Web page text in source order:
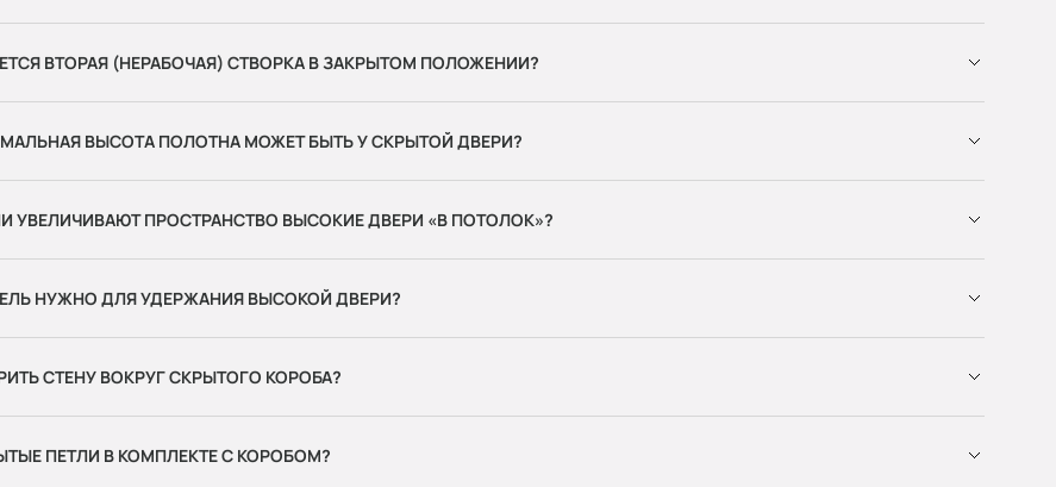
ВТОРАЯ (НЕРАБОЧАЯ) СТВОРКА В ЗАКРЫТОМ ПОЛОЖЕНИИ?
ВЫСОТА ПОЛОТНА МОЖЕТ БЫТЬ У СКРЫТОЙ ДВЕРИ?
УВЕЛИЧИВАЮТ ПРОСТРАНСТВО ВЫСОКИЕ ДВЕРИ «В ПОТОЛОК»?
НУЖНО ДЛЯ УДЕРЖАНИЯ ВЫСОКОЙ ДВЕРИ?
СТЕНУ ВОКРУГ СКРЫТОГО КОРОБА?
ПЕТЛИ В КОМПЛЕКТЕ С КОРОБОМ?